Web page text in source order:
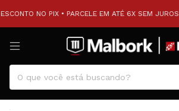
NO PIX • PARCELE EM ATÉ 6X SEM JUROS